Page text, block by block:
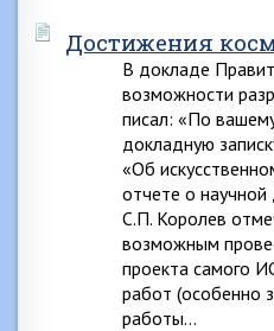
Достижения
В докладе
возможности
писал: «По
докладную
«Об
отчете о научной
С.П. Королев
возможным
проекта самого
работ (особенно
работы…